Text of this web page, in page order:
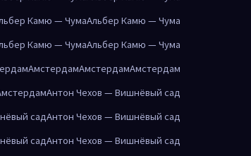
Камю — ЧумаАльбер Камю — Чума
Камю — ЧумаАльбер Камю — Чума
АмстердамАмстердамАмстердам
Антон Чехов — Вишнёвый сад
садАнтон Чехов — Вишнёвый сад
садАнтон Чехов — Вишнёвый сад